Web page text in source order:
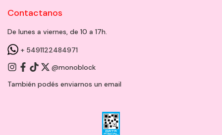
Contactanos
De lunes a viernes, de 10 a 17h.
+ 5491122484971
@monoblock
También podés enviarnos un email